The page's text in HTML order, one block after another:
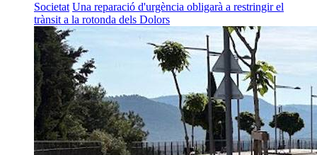
Societat Una reparació d'urgència obligarà a restringir el
trànsit a la rotonda dels Dolors